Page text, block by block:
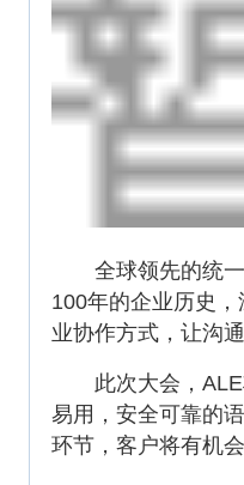
全球领先的统一
100年的企业历史
业协作方式，让沟
此次大会，ALE
易用，安全可靠的
环节，客户将有机